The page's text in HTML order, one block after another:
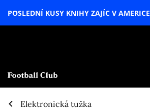
POSLEDNÍ KUSY KNIHY ZAJÍC V AMERICE
Elektronická tužka